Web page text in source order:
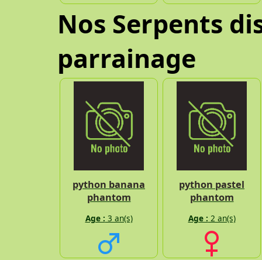
Nos Serpents
parrainage
python banana
phantom
Age : 3 an(s)
python pastel
phantom
Age : 2 an(s)